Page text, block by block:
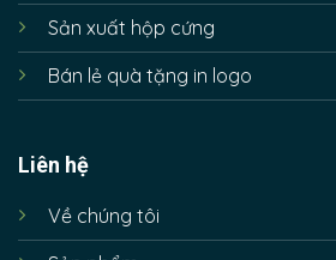
Sản xuất hộp cứng
Bán lẻ quà tặng in logo
Liên hệ
Về chúng tôi